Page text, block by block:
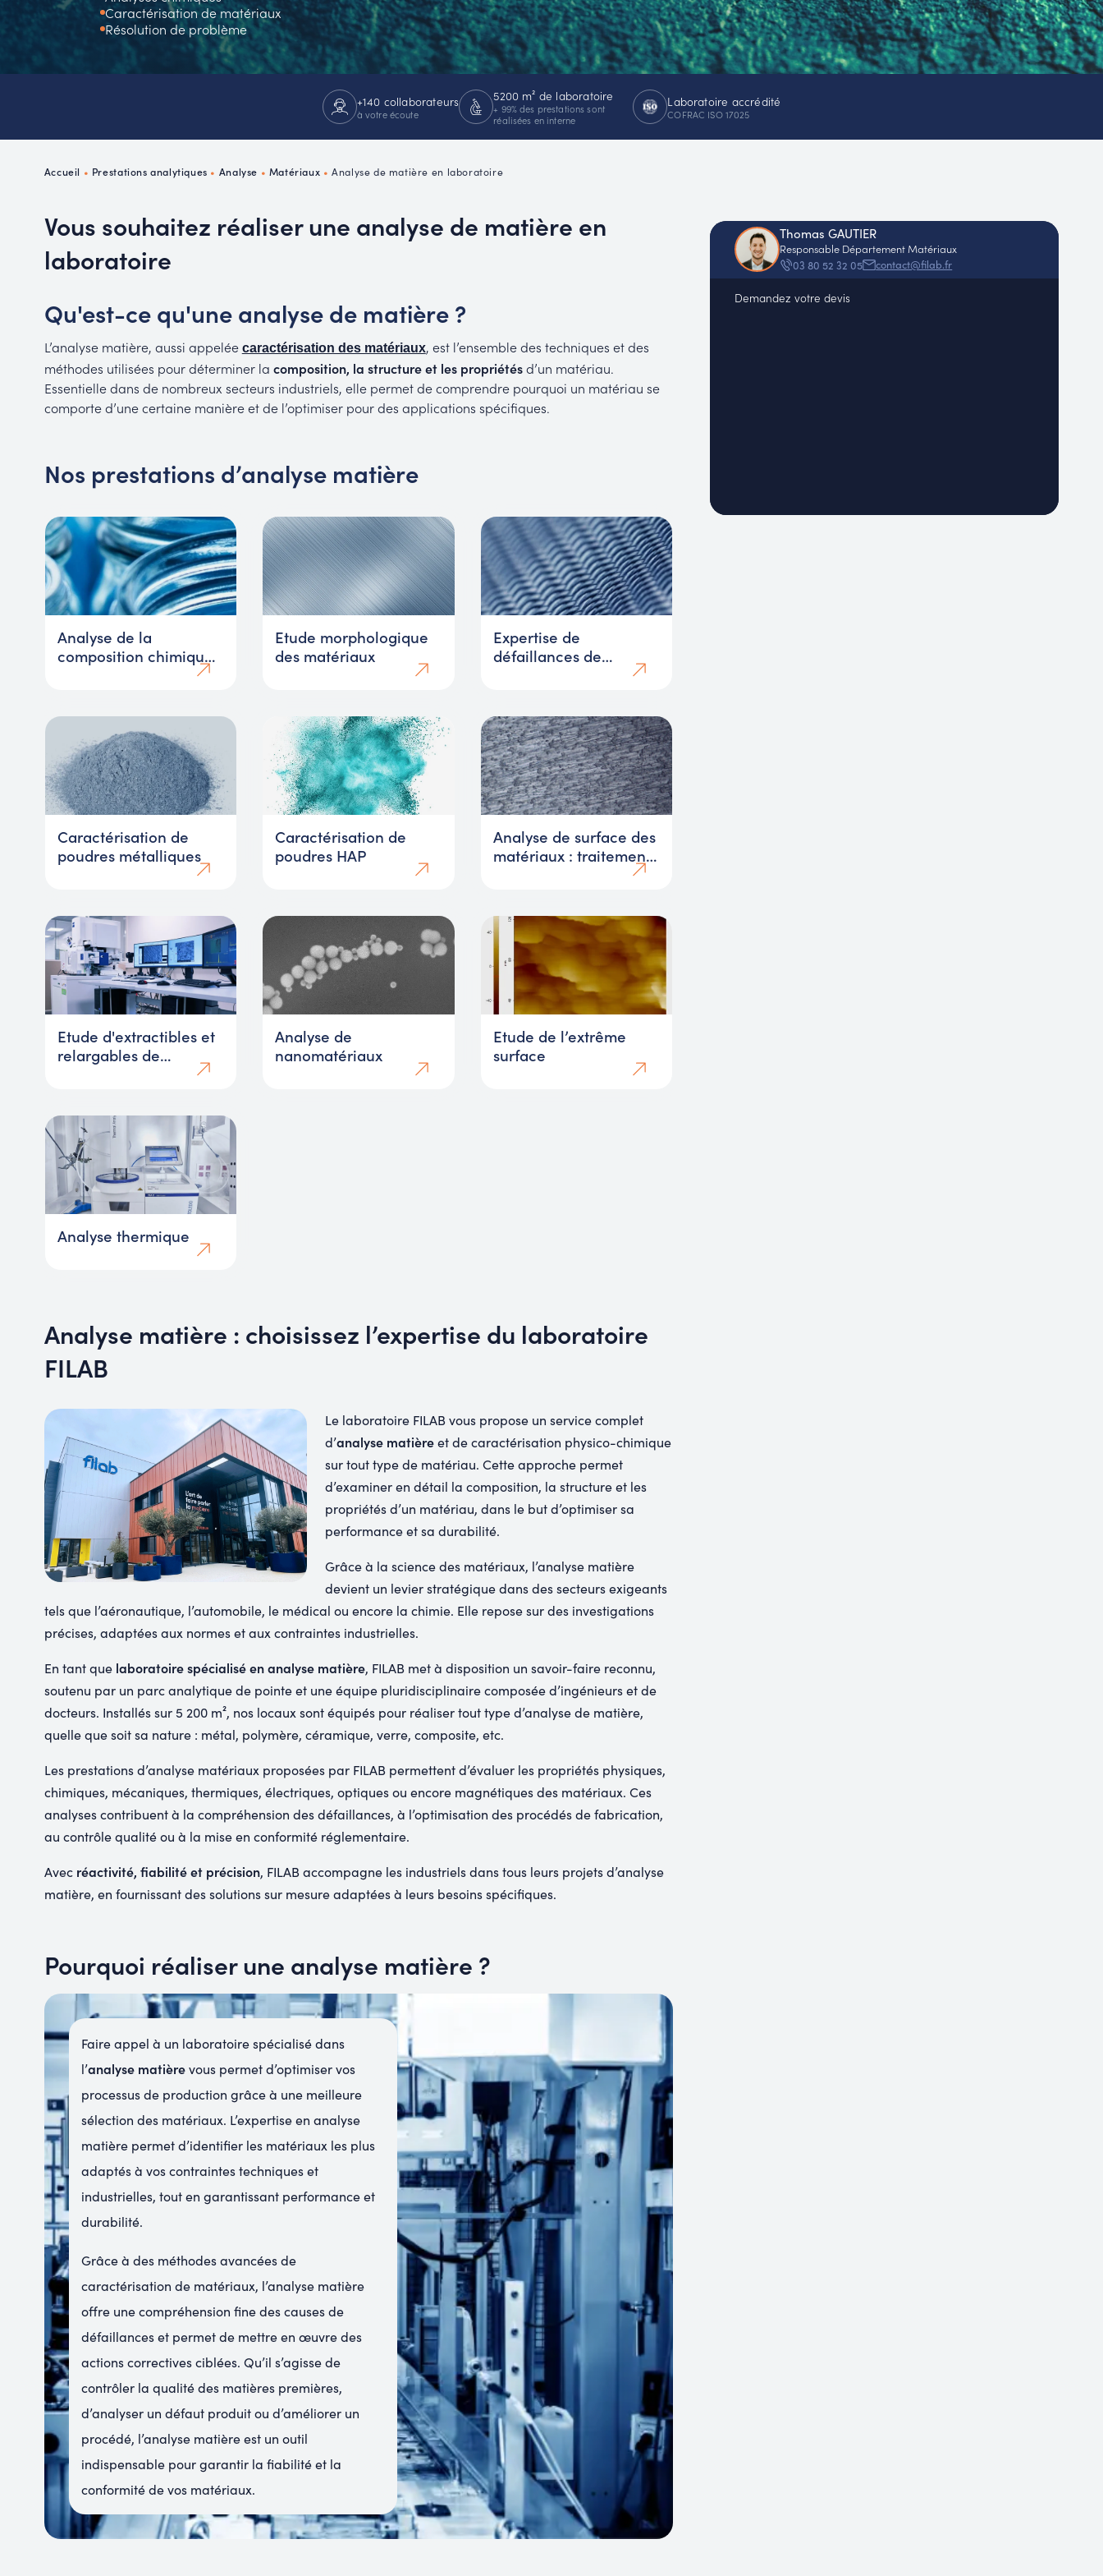
PMUC
REACH
Caractérisation de matériaux
Résolution de problème
+140 collaborateurs
à votre écoute
5200 m² de laboratoire
+ 99% des prestations sont
réalisées en interne
Laboratoire accrédité
COFRAC ISO 17025
Accueil • Prestations analytiques • Analyse • Matériaux •Analyse de matière en laboratoire
Vous souhaitez réaliser une analyse de matière en
laboratoire
Qu'est-ce qu'une analyse de matière ?
L’analyse matière, aussi appelée caractérisation des matériaux, est l’ensemble des techniques et des
méthodes utilisées pour déterminer la composition, la structure et les propriétésd’un matériau.
Essentielle dans de nombreux secteurs industriels, elle permet de comprendre pourquoi un matériau se
comporte d’une certaine manière et de l’optimiser pour des applications spécifiques.
Nos prestations d’analyse matière
Analyse de la
composition chimique
Etude morphologique
des matériaux
Expertise de
défaillances de
matériaux : rupture,
dégradation, corrosion,
adhérence
Caractérisation de
poudres métalliques
Caractérisation de
poudres HAP
Analyse de surface des
matériaux : traitement
de surface, nombre de
surface
Etude d'extractibles et
relargables de
Analyse de
nanomatériaux
Etude de l’extrême
surface
Analyse thermique
Analyse matière : choisissez l’expertise du laboratoire
FILAB
Le laboratoire FILAB vous propose un service complet
d’analyse matièreet de caractérisation physico-chimique
sur tout type de matériau. Cette approche permet
d’examiner en détail la composition, la structure et les
propriétés d’un matériau, dans le but d’optimiser sa
performance et sa durabilité.
Grâce à la science des matériaux, l’analyse matière
devient un levier stratégique dans des secteurs exigeants
tels que l’aéronautique, l’automobile, le médical ou encore la chimie. Elle repose sur des investigations
précises, adaptées aux normes et aux contraintes industrielles.
En tant quelaboratoire spécialisé en analyse matière, FILAB met à disposition un savoir-faire reconnu,
soutenu par un parc analytique de pointe et une équipe pluridisciplinaire composée d’ingénieurs et de
docteurs. Installés sur 5 200 m², nos locaux sont équipés pour réaliser tout type d’analyse de matière,
quelle que soit sa nature : métal, polymère, céramique, verre, composite, etc.
Les prestations d’analyse matériaux proposées par FILAB permettent d’évaluer les propriétés physiques,
chimiques, mécaniques, thermiques, électriques, optiques ou encore magnétiques des matériaux. Ces
analyses contribuent à la compréhension des défaillances, à l’optimisation des procédés de fabrication,
au contrôle qualité ou à la mise en conformité réglementaire.
Avec réactivité, fiabilité et précision, FILAB accompagne les industriels dans tous leurs projets d’analyse
matière, en fournissant des solutions sur mesure adaptées à leurs besoins spécifiques.
Pourquoi réaliser une analyse matière ?
Faire appel à un laboratoire spécialisé dans
l’analyse matièrevous permet d’optimiser vos
processus de production grâce à une meilleure
sélection des matériaux. L’expertise en analyse
matière permet d’identifier les matériaux les plus
adaptés à vos contraintes techniques et
industrielles, tout en garantissant performance et
durabilité.
Grâce à des méthodes avancées de
caractérisation de matériaux, l’analyse matière
offre une compréhension fine des causes de
défaillances et permet de mettre en œuvre des
actions correctives ciblées. Qu’il s’agisse de
contrôler la qualité des matières premières,
d’analyser un défaut produit ou d’améliorer un
procédé, l’analyse matière est un outil
indispensable pour garantir la fiabilité et la
conformité de vos matériaux.
Thomas GAUTIER
Responsable Département Matériaux
03 80 52 32 05
contact@filab.fr
Demandez votre devis